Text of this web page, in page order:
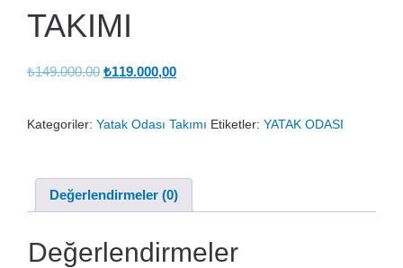
TAKIMI
₺149.000,00 Orijinal
₺119.000,00Şu
₺119.000,00.
Kategoriler: Yatak Odası Takımı Etiketler: YATAK ODASI
Değerlendirmeler (0)
Değerlendirmeler